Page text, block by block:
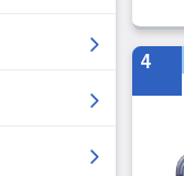
4